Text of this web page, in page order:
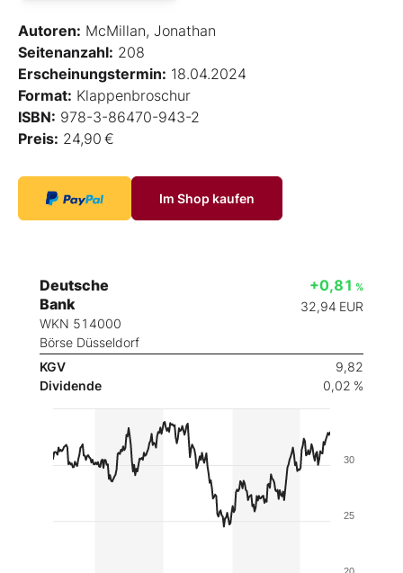
Autoren: McMillan, Jonathan
Seitenanzahl: 208
Erscheinungstermin: 18.04.2024
Format: Klappenbroschur
ISBN: 978-3-86470-943-2
Preis: 24,90 €
Im Shop kaufen
Deutsche
Bank
WKN 514000
Börse Düsseldorf
+0,81 %
32,94 EUR
KGV
9,82
Dividende
0,02 %
25
30